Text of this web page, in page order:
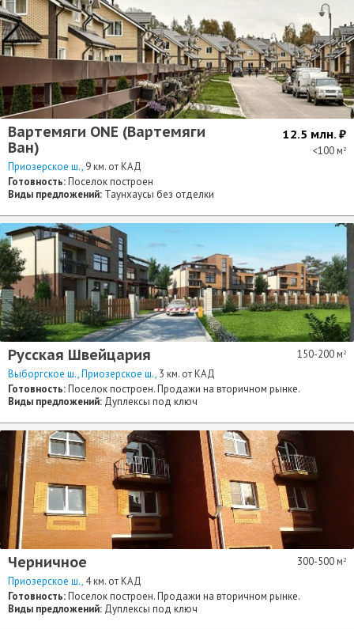
Вартемяги ONE (Вартемяги
Ван)
Приозерское ш. 9 км. от КАД
12.5 млн. ₽
<100 м 2
Готовность:Поселок построен
Виды предложений: Таунхаусы без отделки
Русская Швейцария
Выборгское ш. Приозерское ш. 3 км. от КАД
150-200 м 2
Готовность:Поселок построен. Продажи на вторичном рынке.
Виды предложений: Дуплексы под ключ
Черничное
Приозерское ш. 4 км. от КАД
300-500 м 2
Готовность:Поселок построен. Продажи на вторичном рынке.
Виды предложений: Дуплексы под ключ